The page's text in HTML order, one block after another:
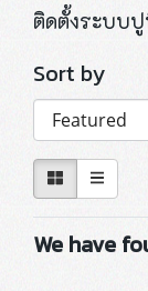
ติดตั้งระบบ
Sort by
We have